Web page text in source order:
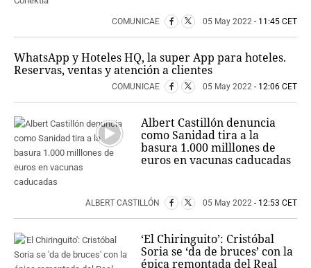
COMUNICAE 05 May 2022 - 11:45 CET
WhatsApp y Hoteles HQ, la super App para hoteles.
Reservas, ventas y atención a clientes
COMUNICAE 05 May 2022 - 12:06 CET
Albert Castillón denuncia
como Sanidad tira a la
basura 1.000 milllones de
euros en vacunas caducadas
ALBERT CASTILLÓN 05 May 2022 - 12:53 CET
‘El Chiringuito’: Cristóbal
Soria se ‘da de bruces’ con la
épica remontada del Real